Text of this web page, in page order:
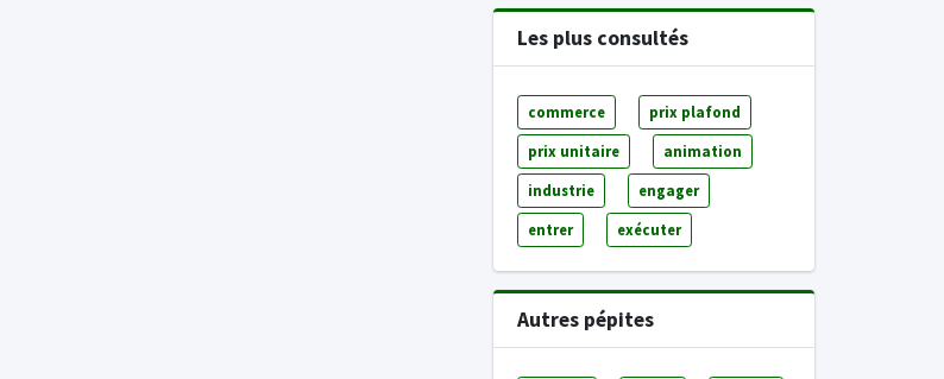
Les plus consultés
commerce prix plafond
prix unitaire animation
industrie engager
entrer exécuter
Autres pépites